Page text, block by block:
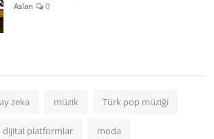
Aslan 0
zeka müzik Türk pop müziği
dijital platformlar moda